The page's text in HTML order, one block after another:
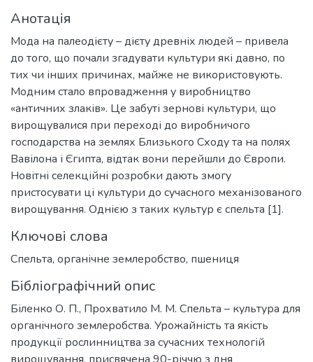
Анотація
Мода на палеодієту – дієту древніх людей – привела
до того, що почали згадувати культури які давно, по
тих чи інших причинах, майже не використовують.
Модним стало впровадження у виробництво
«античних злаків». Це забуті зернові культури, що
вирощувалися при переході до виробничого
господарства на землях Близького Сходу та на полях
Вавілона і Єгипта, відтак вони перейшли до Європи.
Новітні селекційні розробки дають змогу
пристосувати ці культури до сучасного механізованого
вирощування. Однією з таких культур є спельта [1].
Ключові слова
Спельта, органічне землеробство, пшениця
Бібліографічний опис
Біленко О. П., Прохватило М. М. Спельта – культура для
органічного землеробства. Урожайність та якість
продукції рослинництва за сучасних технологій